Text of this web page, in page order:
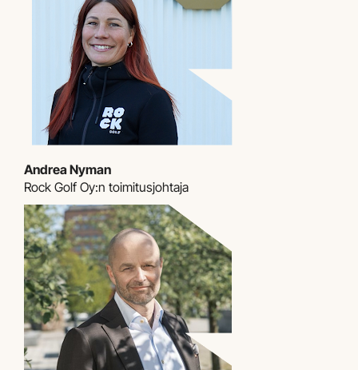
Andrea Nyman
​​​​​​​Rock Golf Oy:n toimitusjohtaja